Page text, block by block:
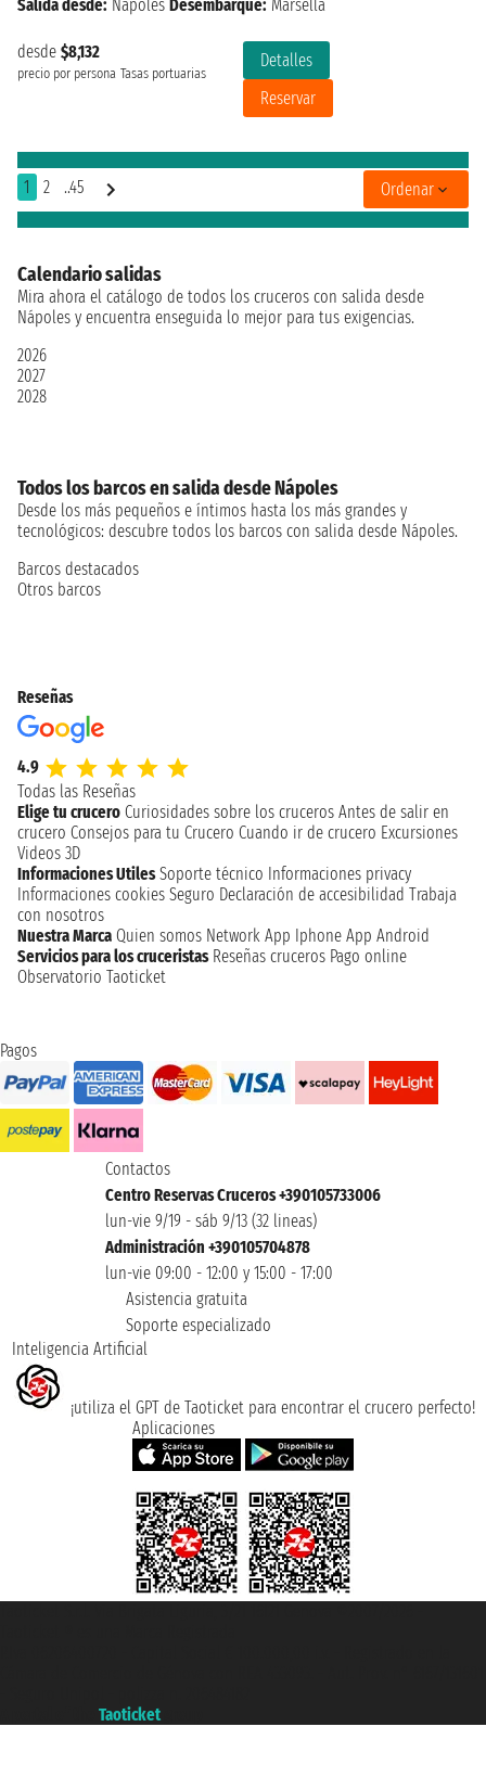
desde $8,132
precio por persona Tasas portuarias
Detalles
Reservar
Salida desde: Nápoles Desembarque: Marsella
1 2 ..45 Ordenar
Calendario salidas
Mira ahora el catálogo de todos los cruceros con salida desde
Nápoles y encuentra enseguida lo mejor para tus exigencias.
2026
2027
2028
Todos los barcos en salida desde Nápoles
Desde los más pequeños e íntimos hasta los más grandes y
tecnológicos: descubre todos los barcos con salida desde Nápoles.
Barcos destacados
Otros barcos
Reseñas
4.9
Todas las Reseñas
Elige tu crucero Curiosidades sobre los cruceros Antes de salir en
crucero Consejos para tu Crucero Cuando ir de crucero Excursiones
Videos 3D
Informaciones Utiles Soporte técnico Informaciones privacy
Informaciones cookies Seguro Declaración de accesibilidad Trabaja
con nosotros
Nuestra Marca Quien somos Network App Iphone App Android
Servicios para los cruceristas Reseñas cruceros Pago online
Observatorio Taoticket
Pagos
Contactos
Centro Reservas Cruceros +390105733006
lun-vie 9/19 - sáb 9/13 (32 lineas)
Administración +390105704878
lun-vie 09:00 - 12:00 y 15:00 - 17:00
Asistencia gratuita
Soporte especializado
Inteligencia Artificial
¡utiliza el GPT de Taoticket para encontrar el crucero perfecto!
Aplicaciones
Taoticket